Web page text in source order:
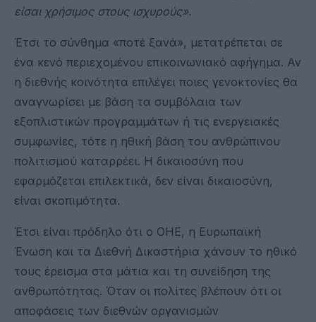
είσαι χρήσιμος στους ισχυρούς».
Έτσι το σύνθημα «ποτέ ξανά», μετατρέπεται σε
ένα κενό περιεχομένου επικοινωνιακό αφήγημα. Αν
η διεθνής κοινότητα επιλέγει ποιες γενοκτονίες θα
αναγνωρίσει με βάση τα συμβόλαια των
εξοπλιστικών προγραμμάτων ή τις ενεργειακές
συμφωνίες, τότε η ηθική βάση του ανθρώπινου
πολιτισμού καταρρέει. Η δικαιοσύνη που
εφαρμόζεται επιλεκτικά, δεν είναι δικαιοσύνη,
είναι σκοπιμότητα.
Έτσι είναι πρόδηλο ότι ο ΟΗΕ, η Ευρωπαϊκή
Ένωση και τα Διεθνή Δικαστήρια χάνουν το ηθικό
τους έρεισμα στα μάτια και τη συνείδηση της
ανθρωπότητας. Όταν οι πολίτες βλέπουν ότι οι
αποφάσεις των διεθνών οργανισμών